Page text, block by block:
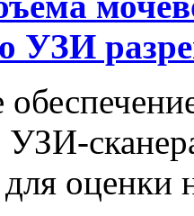
УЗИ
УЗИ-
оценки